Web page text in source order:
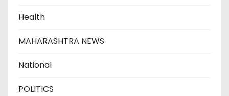
Health
MAHARASHTRA NEWS
National
POLITICS